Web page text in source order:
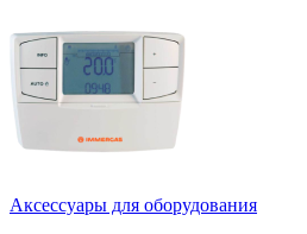
Аксессуары для оборудования